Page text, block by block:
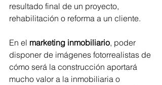
resultado final de un proyecto,
rehabilitación o reforma a un cliente.
En el marketing inmobiliario, poder
disponer de imágenes fotorrealistas de
cómo será la construcción aportará
mucho valor a la inmobiliaria o